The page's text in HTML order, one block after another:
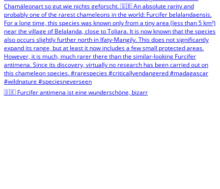
🇩🇪 Furcifer antimena ist eine wunderschöne, bizarr